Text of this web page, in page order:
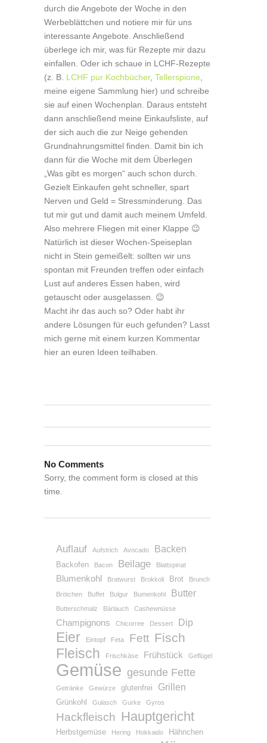
durch die Angebote der Woche in den
Werbeblättchen und notiere mir für uns
interessante Angebote. Anschließend
überlege ich mir, was für Rezepte mir dazu
einfallen. Oder ich schaue in LCHF-Rezepte
(z. B. LCHF pur Kochbücher, Tellerspione
meine eigene Sammlung hier) und schreibe
sie auf einen Wochenplan. Daraus entsteht
dann anschließend meine Einkaufsliste, auf
der sich auch die zur Neige gehenden
Grundnahrungsmittel finden. Damit bin ich
dann für die Woche mit dem Überlegen
„Was gibt es morgen“ auch schon durch.
Gezielt Einkaufen geht schneller, spart
Nerven und Geld = Stressminderung. Das
tut mir gut und damit auch meinem Umfeld.
Also mehrere Fliegen mit einer Klappe 😉
Natürlich ist dieser Wochen-Speiseplan
nicht in Stein gemeißelt: sollten wir uns
spontan mit Freunden treffen oder einfach
Lust auf anderes Essen haben, wird
getauscht oder ausgelassen. 😉
Macht ihr das auch so? Oder habt ihr
andere Lösungen für euch gefunden? Lasst
mich gerne mit einem kurzen Kommentar
hier an euren Ideen teilhaben.
No Comments
Sorry, the comment form is closed at this
time.
Auflauf Aufstrich Avocado Backen
Backofen Bacon Beilage Blattspinat
Blumenkohl Bratwurst Brokkoli Brot Brunch
Brötchen Buffet Bulgur Bumenkohl Butter
Butterschmalz Bärlauch Cashewnüsse
Champignons Chicorree Dessert Dip
Eier Eintopf Feta Fett Fisch
Fleisch Frischkäse Frühstück Geflügel
Gemüse gesunde Fette
Getränke Gewürze glutenfrei Grillen
Grünkohl Gulasch Gurke Gyros
Hackfleisch Hauptgericht
Herbstgemüse Hering Hokkaido Hähnchen